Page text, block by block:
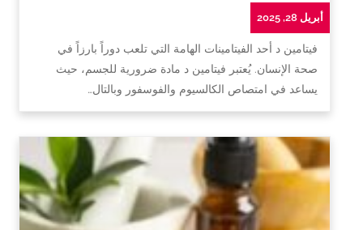
أبريل 28, 2025
فيتامين د أحد الفيتامينات الهامة التي تلعب دوراً بارزاً في
صحة الإنسان. يُعتبر فيتامين د مادة ضرورية للجسم، حيث
يساعد في امتصاص الكالسيوم والفوسفور وبالتال…